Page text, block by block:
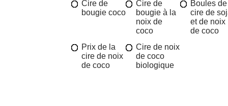
Cire de
bougie coco
Cire de
bougie à la
noix de
coco
Boules de
cire de
et de noix
de coco
Prix de la
cire de noix
de coco
Cire de noix
de coco
biologique